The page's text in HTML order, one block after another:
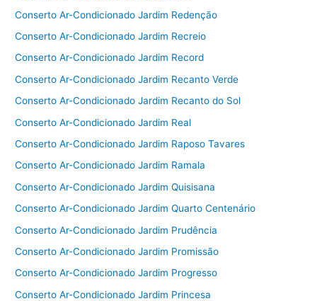
Conserto Ar-Condicionado Jardim Redenção
Conserto Ar-Condicionado Jardim Recreio
Conserto Ar-Condicionado Jardim Record
Conserto Ar-Condicionado Jardim Recanto Verde
Conserto Ar-Condicionado Jardim Recanto do Sol
Conserto Ar-Condicionado Jardim Real
Conserto Ar-Condicionado Jardim Raposo Tavares
Conserto Ar-Condicionado Jardim Ramala
Conserto Ar-Condicionado Jardim Quisisana
Conserto Ar-Condicionado Jardim Quarto Centenário
Conserto Ar-Condicionado Jardim Prudência
Conserto Ar-Condicionado Jardim Promissão
Conserto Ar-Condicionado Jardim Progresso
Conserto Ar-Condicionado Jardim Princesa